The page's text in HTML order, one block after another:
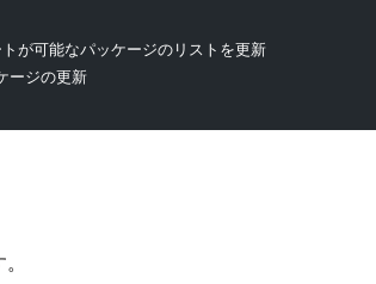
可能なパッケージのリストを更新
ジの更新